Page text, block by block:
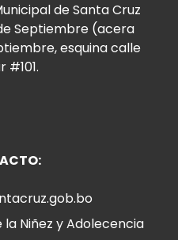
de Santa Cruz
Septiembre (acera
esquina calle
#101.
Niñez y Adolecencia